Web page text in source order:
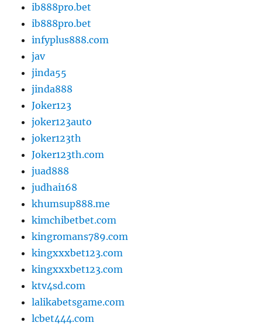
ib888pro.bet
ib888pro.bet
infyplus888.com
jav
jinda55
jinda888
Joker123
joker123auto
joker123th
Joker123th.com
juad888
judhai168
khumsup888.me
kimchibetbet.com
kingromans789.com
kingxxxbet123.com
kingxxxbet123.com
ktv4sd.com
lalikabetsgame.com
lcbet444.com